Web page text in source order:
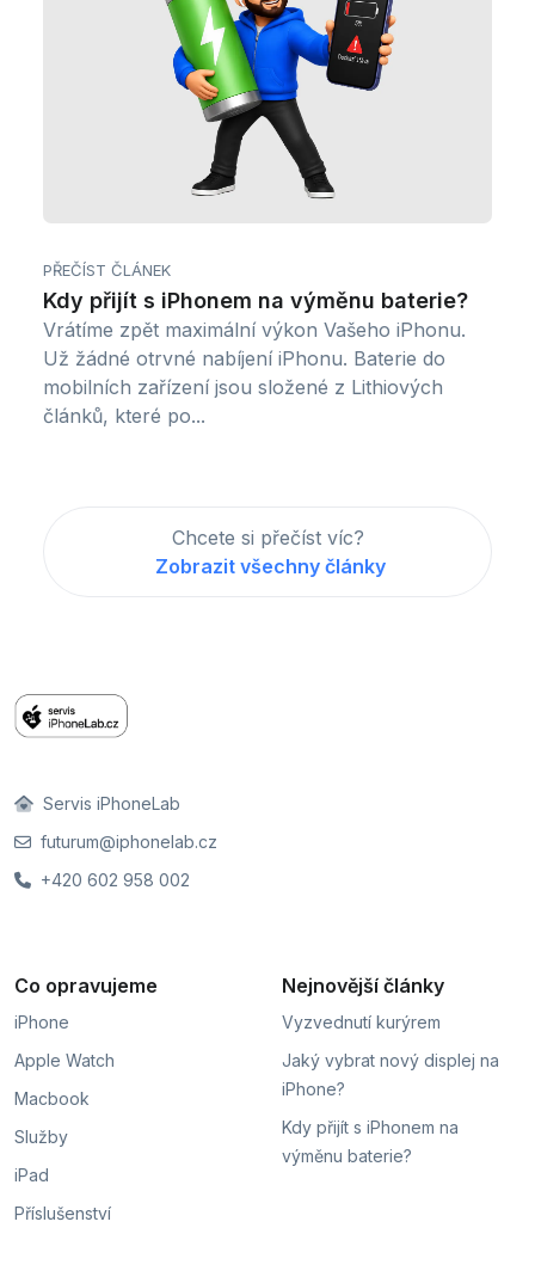
PŘEČÍST ČLÁNEK
Kdy přijít s iPhonem na výměnu baterie?
Vrátíme zpět maximální výkon Vašeho iPhonu.
Už žádné otrvné nabíjení iPhonu. Baterie do
mobilních zařízení jsou složené z Lithiových
článků, které po...
Chcete si přečíst víc?
Zobrazit všechny články
Servis iPhoneLab
futurum@iphonelab.cz
+420 602 958 002
Co opravujeme
iPhone
Apple Watch
Macbook
Služby
iPad
Příslušenství
Nejnovější články
Vyzvednutí kurýrem
Jaký vybrat nový displej na
iPhone?
Kdy přijít s iPhonem na
výměnu baterie?